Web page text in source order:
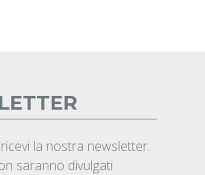
la nostra newsletter.
saranno divulgati